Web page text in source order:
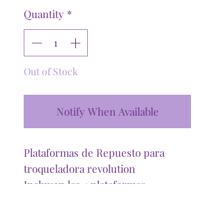
Quantity *
Out of Stock
Notify When Available
Plataformas de Repuesto para
troqueladora revolution
Incluyen las 4 plataformas